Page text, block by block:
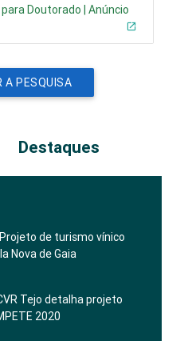
Doutorado | Anúncio
A PESQUISA
Destaques
de turismo vínico
Nova de Gaia
Tejo detalha projeto
2020